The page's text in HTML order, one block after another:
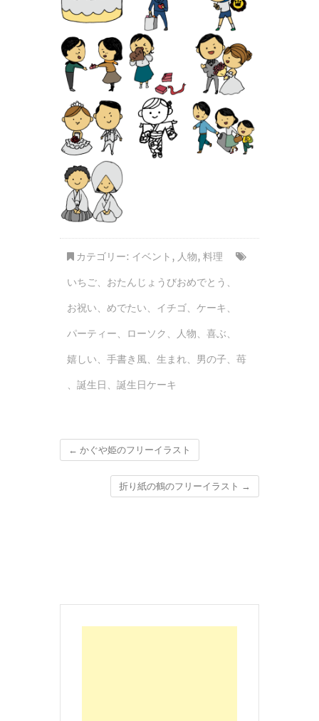
カテゴリー: イベント , 人物, 料理
いちご、 おたんじょうびおめでとう 、
お祝い、 めでたい、 イチゴ、 ケーキ 、
パーティー、 ローソク 、 人物、 喜ぶ、
嬉しい、 手書き風、 生まれ、 男の子、 苺
、 誕生日 、 誕生日ケーキ
← かぐや姫のフリーイラスト
折り紙の鶴のフリーイラスト →